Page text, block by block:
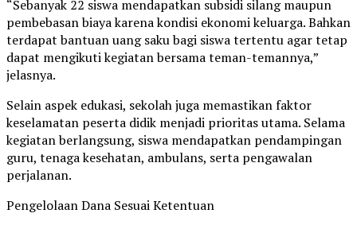
“Sebanyak 22 siswa mendapatkan subsidi silang maupun
pembebasan biaya karena kondisi ekonomi keluarga. Bahkan
terdapat bantuan uang saku bagi siswa tertentu agar tetap
dapat mengikuti kegiatan bersama teman-temannya,”
jelasnya.
Selain aspek edukasi, sekolah juga memastikan faktor
keselamatan peserta didik menjadi prioritas utama. Selama
kegiatan berlangsung, siswa mendapatkan pendampingan
guru, tenaga kesehatan, ambulans, serta pengawalan
perjalanan.
Pengelolaan Dana Sesuai Ketentuan